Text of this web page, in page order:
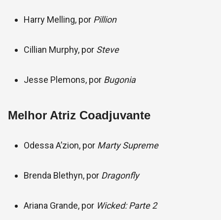
Harry Melling, por Pillion
Cillian Murphy, por Steve
Jesse Plemons, por Bugonia
Melhor Atriz Coadjuvante
Odessa A’zion, por Marty Supreme
Brenda Blethyn, por Dragonfly
Ariana Grande, por Wicked: Parte 2